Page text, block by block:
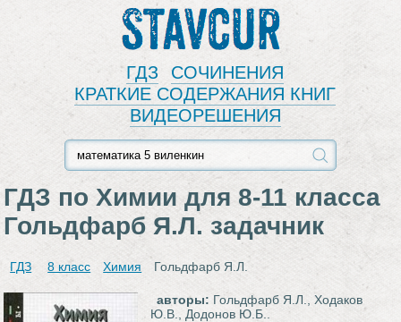
Stavcur
ГДЗ
СОЧИНЕНИЯ
КРАТКИЕ СОДЕРЖАНИЯ КНИГ
ВИДЕОРЕШЕНИЯ
ГДЗ по Химии для 8‐11 класса
Гольдфарб Я.Л. задачник
ГДЗ 8 класс Химия Гольдфарб Я.Л.
авторы: Гольдфарб Я.Л., Ходаков
Ю.В., Додонов Ю.Б..